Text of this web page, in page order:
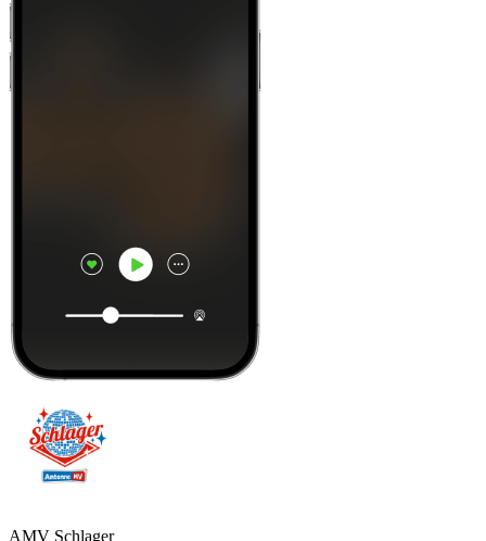
AMV Schlager